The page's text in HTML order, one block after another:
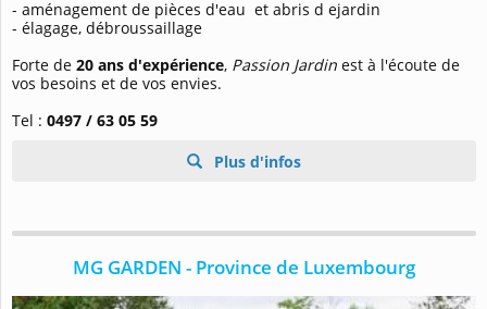
- aménagement de pièces d'eau et abris d ejardin
- élagage, débroussaillage
Forte de 20 ans d'expérience, Passion Jardin est à l'écoute de
vos besoins et de vos envies.
Tel : 0497 / 63 05 59
Plus d'infos
MG GARDEN - Province de Luxembourg